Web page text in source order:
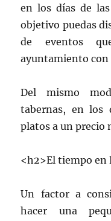
en los días de
objetivo puedas
de eventos
ayuntamiento con
Del mismo
tabernas, en los
platos a un precio
<h2>El tiempo en
Un factor a
hacer una